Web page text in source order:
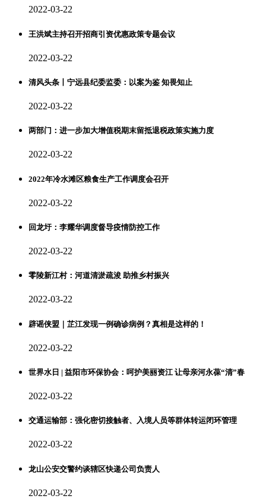
2022-03-22
王洪斌主持召开招商引资优惠政策专题会议
2022-03-22
清风头条丨宁远县纪委监委：以案为鉴 知畏知止
2022-03-22
两部门：进一步加大增值税期末留抵退税政策实施力度
2022-03-22
2022年冷水滩区粮食生产工作调度会召开
2022-03-22
回龙圩：李耀华调度督导疫情防控工作
2022-03-22
零陵新江村：河道清淤疏浚 助推乡村振兴
2022-03-22
辟谣侠盟｜芷江发现一例确诊病例？真相是这样的！
2022-03-22
世界水日 | 益阳市环保协会：呵护美丽资江 让母亲河永葆“清”春
2022-03-22
交通运输部：强化密切接触者、入境人员等群体转运闭环管理
2022-03-22
龙山公安交警约谈辖区快递公司负责人
2022-03-22